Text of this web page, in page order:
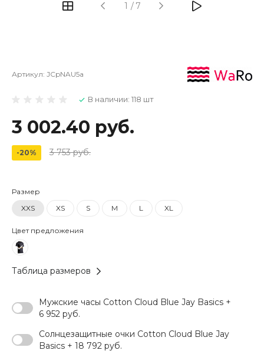
1 / 7
Артикул: JCpNAU5a
В наличии: 118 шт
3 002.40 руб.
-20% 3 753 руб.
Размер
XXS
XS S M L XL
Цвет предложения
Таблица размеров
Мужские часы Cotton Cloud Blue Jay Basics +
6 952 руб.
Солнцезащитные очки Cotton Cloud Blue Jay
Basics + 18 792 руб.